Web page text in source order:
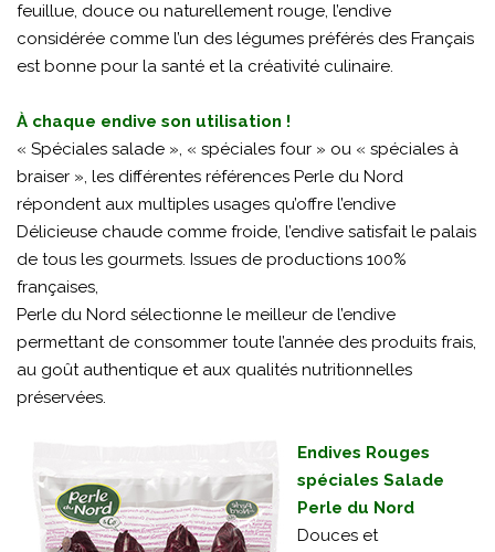
feuillue, douce ou naturellement rouge, l’endive
considérée comme l’un des légumes préférés des Français
est bonne pour la santé et la créativité culinaire.
À chaque endive son utilisation !
« Spéciales salade », « spéciales four » ou « spéciales à
braiser », les différentes références Perle du Nord
répondent aux multiples usages qu’offre l’endive
Délicieuse chaude comme froide, l’endive satisfait le palais
de tous les gourmets. Issues de productions 100%
françaises,
Perle du Nord sélectionne le meilleur de l’endive
permettant de consommer toute l’année des produits frais,
au goût authentique et aux qualités nutritionnelles
préservées.
Endives Rouges
spéciales Salade
Perle du Nord
Douces et